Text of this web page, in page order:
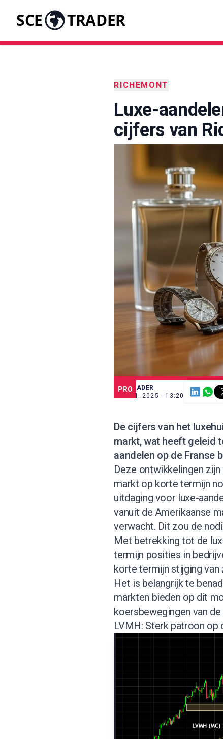
SCE TRADER
RICHEMONT
Luxe-
cijfers van
PRO
SCE TRADER
16 JAN. 2025 - 13:20
De cijfers van het
markt, wat heeft geleid
aandelen op de Franse
Deze ontwikkelingen
markt op korte termijn
uitdaging voor luxe-
vanuit de Amerikaanse
verwacht. Dit zou de
Met betrekking tot de
termijn posities in
korte termijn stijging van
Het is belangrijk te
markten bieden op dit
koersbewegingen van
LVMH: Sterk patroon op